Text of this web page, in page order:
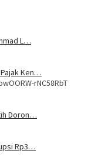
L…
Ken…
rNC58RbT
Doron…
Rp3…